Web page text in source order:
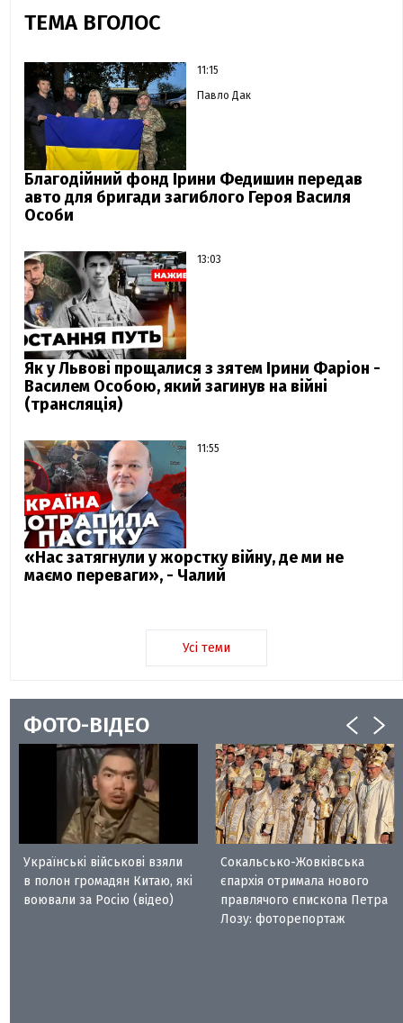
ТЕМА ВГОЛОС
11:15
Павло Дак
Благодійний фонд Ірини Федишин передав
авто для бригади загиблого Героя Василя
Особи
13:03
Як у Львові прощалися з зятем Ірини Фаріон -
Василем Особою, який загинув на війні
(трансляція)
11:55
«Нас затягнули у жорстку війну, де ми не
маємо переваги», - Чалий
Усі теми
ФОТО-ВІДЕО
Українські військові взяли
в полон громадян Китаю, які
воювали за Росію (відео)
Сокальсько-Жовківська
єпархія отримала нового
правлячого єпископа Петра
Лозу: фоторепортаж